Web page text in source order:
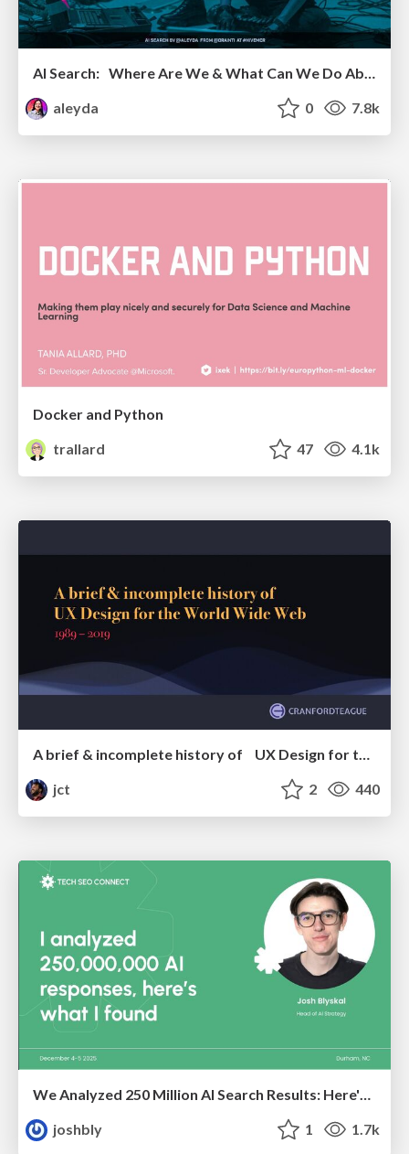
AI Search: Where Are We & What Can We Do About It?
aleyda
0 7.8k
Docker and Python
trallard
47 4.1k
A brief & incomplete history of UX Design for the World Wide Web: 1989–2019
jct
2 440
We Analyzed 250 Million AI Search Results: Here's What I Found
joshbly
1 1.7k